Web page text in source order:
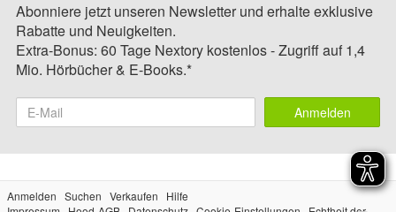
Abonniere jetzt unseren Newsletter und erhalte exklusive
Rabatte und Neuigkeiten.
Extra-Bonus: 60 Tage Nextory kostenlos - Zugriff auf 1,4
Mio. Hörbücher & E-Books.*
Anmelden
Anmelden Suchen Verkaufen
Hilfe